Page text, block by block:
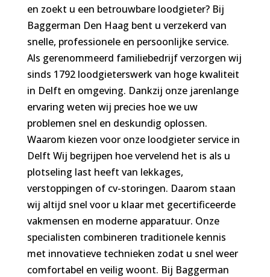
en zoekt u een betrouwbare loodgieter? Bij
Baggerman Den Haag bent u verzekerd van
snelle, professionele en persoonlijke service.
Als gerenommeerd familiebedrijf verzorgen wij
sinds 1792 loodgieterswerk van hoge kwaliteit
in Delft en omgeving. Dankzij onze jarenlange
ervaring weten wij precies hoe we uw
problemen snel en deskundig oplossen.
Waarom kiezen voor onze loodgieter service in
Delft Wij begrijpen hoe vervelend het is als u
plotseling last heeft van lekkages,
verstoppingen of cv-storingen. Daarom staan
wij altijd snel voor u klaar met gecertificeerde
vakmensen en moderne apparatuur. Onze
specialisten combineren traditionele kennis
met innovatieve technieken zodat u snel weer
comfortabel en veilig woont. Bij Baggerman